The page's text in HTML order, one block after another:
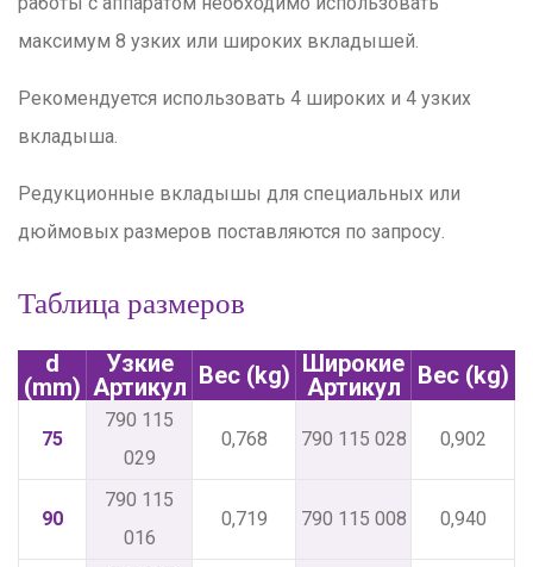
максимум 8 узких или широких вкладышей.
Рекомендуется использовать 4 широких и 4 узких
вкладыша.
Редукционные вкладышы для специальных или
дюймовых размеров поставляются по запросу.
Таблица размеров
d
(mm)
Узкие
Артикул
Вес (kg) Широкие
Артикул
Вес (kg)
75
790 115
029
0,768 790 115 028 0,902
90
790 115
016
0,719 790 115 008 0,940